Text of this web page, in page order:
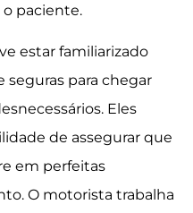
paciente.
estar familiarizado
seguras para chegar
Eles
de assegurar que
em perfeitas
O motorista trabalha